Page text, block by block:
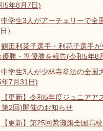
5年8月7日)
中学生3人がアーチェリーで全
）
鶴田利菜子選手・利花子選手
優勝・準優勝を報告(令和5年8
中学生3人が少林寺拳法の全国
7月31日)
【更新】令和5年度ジュニアア
2回)開催のお知らせ
【更新】第25回紫灘旗全国高